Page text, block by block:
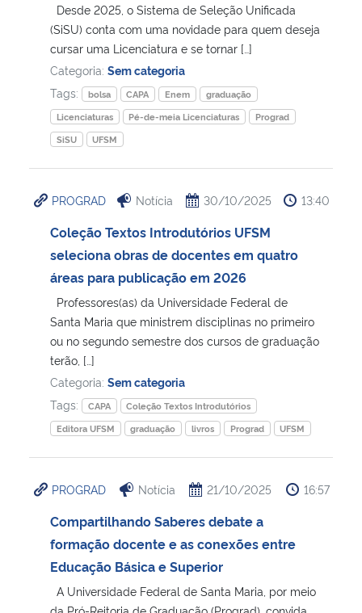
Desde 2025, o Sistema de Seleção Unificada
(SiSU) conta com uma novidade para quem deseja
cursar uma Licenciatura e se tornar […]
Categoria: Sem categoria
Tags:
bolsa CAPA Enem
graduação
Licenciaturas
Pé-de-meia Licenciaturas
Prograd
SiSU
UFSM
PROGRAD Notícia 30/10/2025 13:40
Coleção Textos Introdutórios UFSM
seleciona obras de docentes em quatro
áreas para publicação em 2026
Professores(as) da Universidade Federal de
Santa Maria que ministrem disciplinas no primeiro
ou no segundo semestre dos cursos de graduação
terão, […]
Categoria: Sem categoria
Tags:
CAPA
Coleção Textos Introdutórios
Editora UFSM
graduação livros Prograd UFSM
PROGRAD Notícia 21/10/2025 16:57
Compartilhando Saberes debate a
formação docente e as conexões entre
Educação Básica e Superior
A Universidade Federal de Santa Maria, por meio
da Pró-Reitoria de Graduação (Prograd), convida